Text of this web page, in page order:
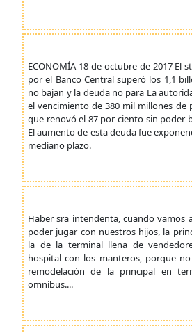
ECONOMÍA 18 de octubre de 2017 El
por el Banco Central superó los 1,1
no bajan y la deuda no para La
el vencimiento de 380 mil millones de
que renovó el 87 por ciento sin poder
El aumento de esta deuda fue
mediano plazo.
Haber sra intendenta, cuando vamos
poder jugar con nuestros hijos, la
la de la terminal llena de
hospital con los manteros, porque
remodelación de la principal en
omnibus....